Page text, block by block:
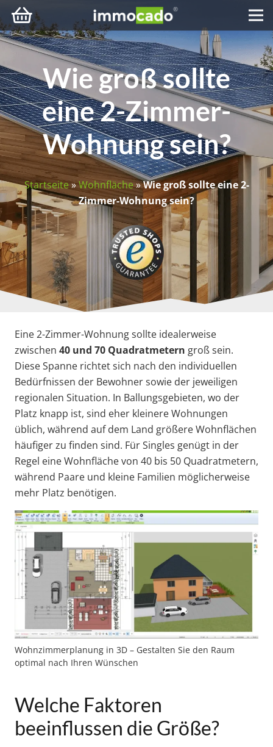
Wie groß sollte
eine 2-Zimmer-
Wohnung sein?
Startseite»Wohnfläche»Wie groß sollte eine 2-
Zimmer-Wohnung sein?
Eine 2-Zimmer-Wohnung sollte idealerweise
zwischen 40 und 70 Quadratmetern groß sein.
Diese Spanne richtet sich nach den individuellen
Bedürfnissen der Bewohner sowie der jeweiligen
regionalen Situation. In Ballungsgebieten, wo der
Platz knapp ist, sind eher kleinere Wohnungen
üblich, während auf dem Land größere Wohnflächen
häufiger zu finden sind. Für Singles genügt in der
Regel eine Wohnfläche von 40 bis 50 Quadratmetern,
während Paare und kleine Familien möglicherweise
mehr Platz benötigen.
Wohnzimmerplanung in 3D – Gestalten Sie den Raum
optimal nach Ihren Wünschen
Welche Faktoren
beeinflussen die Größe?